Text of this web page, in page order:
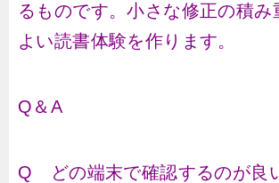
るものです。小さな修正の積み
よい読書体験を作ります。
Q＆A
Q どの端末で確認するのが良